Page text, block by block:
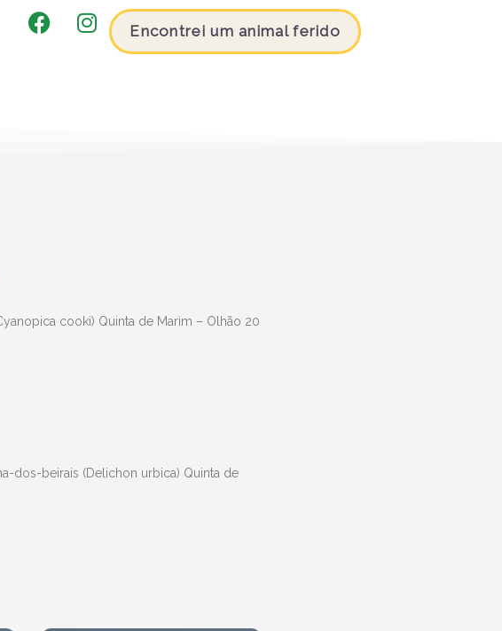
Encontrei um animal ferido
cooki) Quinta de Marim – Olhão 20
dos-beirais (Delichon urbica) Quinta de